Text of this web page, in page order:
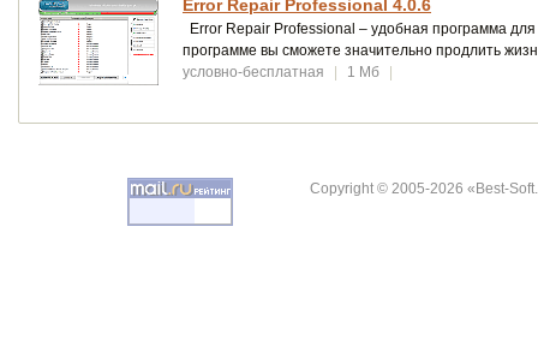
Error Repair Professional 4.0.6
Error Repair Professional – удобная программа
программе вы сможете значительно продлить
условно-бесплатная
| 1 Мб |
Copyright © 2005-2026 «Best-